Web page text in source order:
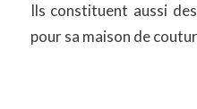
Ils constituent aussi
pour sa maison de